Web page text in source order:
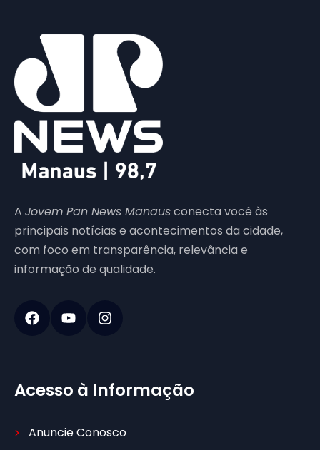
A Jovem Pan News Manausconecta você às
principais notícias e acontecimentos da cidade,
com foco em transparência, relevância e
informação de qualidade.
Acesso à Informação
Anuncie Conosco